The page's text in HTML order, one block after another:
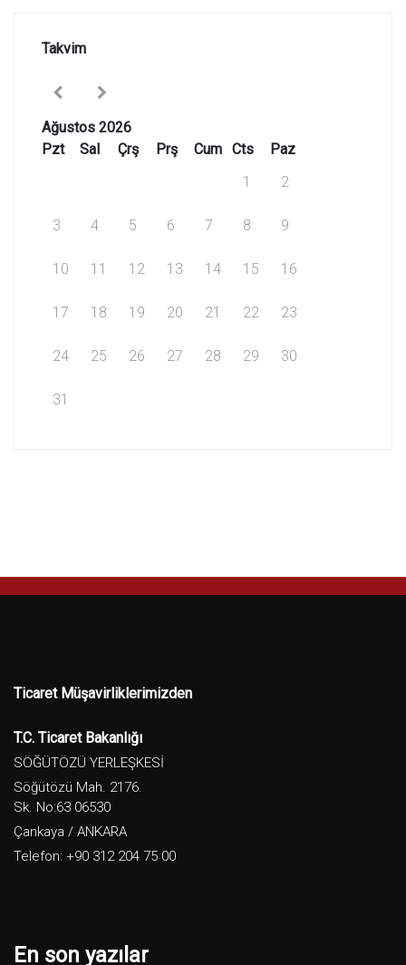
Takvim
Ağustos 2026
Pzt
Sal Çrş Prş Cum Cts
Paz
1
2
3 4 5 6 7 8 9
10 11 12 13 14 15 16
17 18 19 20 21 22 23
24 25 26 27 28 29 30
31
Ticaret Müşavirliklerimizden
T.C. Ticaret Bakanlığı
SÖĞÜTÖZÜ YERLEŞKESİ
Söğütözü Mah. 2176.
Sk. No:63 06530
Çankaya / ANKARA
Telefon: +90 312 204 75 00
En son yazılar